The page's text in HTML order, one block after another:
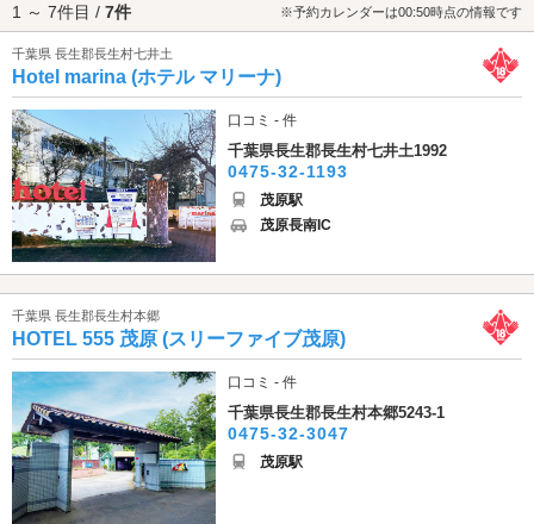
サーフ千葉/アウトレット」は、サーフボードやウェットスーツの他、アウ
トドア用品、アパレルグッズなども取り扱うショップで、キャンプやバー
ベキューをする方にも人気です。長生郡のラブホテルには、露天風呂やサ
ウナ付きのホテルや、コスチュームのレンタルありのホテル、各種アメニ
ティが充実しているホテルなどがあります。長生郡でラブホテルをお探し
の際は、クーポン・事前予約でお得に利用ができる『カップルズ』におま
かせください。
1 ～ 7件目 / 7件 ※予約カレンダーは00:50時点の情報です
千葉県 長生郡長生村七井土
Hotel marina (ホテル マリーナ)
口コミ - 件
千葉県長生郡長生村七井土1992
0475-32-1193
茂原駅
茂原長南IC
千葉県 長生郡長生村本郷
HOTEL 555 茂原 (スリーファイブ茂原)
口コミ - 件
千葉県長生郡長生村本郷5243-1
0475-32-3047
茂原駅